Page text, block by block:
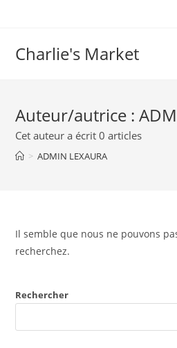
Charlie's Market
Auteur/autrice :
Cet auteur a écrit 0 articles
> ADMIN LEXAURA
Il semble que nous ne pouvons
recherchez.
Rechercher